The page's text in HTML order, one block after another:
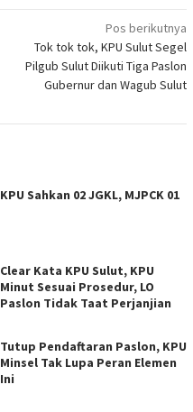
Pos berikutnya
Tok tok tok, KPU Sulut Segel
Pilgub Sulut Diikuti Tiga Paslon
Gubernur dan Wagub Sulut
KPU Sahkan 02 JGKL, MJPCK 01
Clear Kata KPU Sulut, KPU
Minut Sesuai Prosedur, LO
Paslon Tidak Taat Perjanjian
Tutup Pendaftaran Paslon, KPU
Minsel Tak Lupa Peran Elemen
Ini